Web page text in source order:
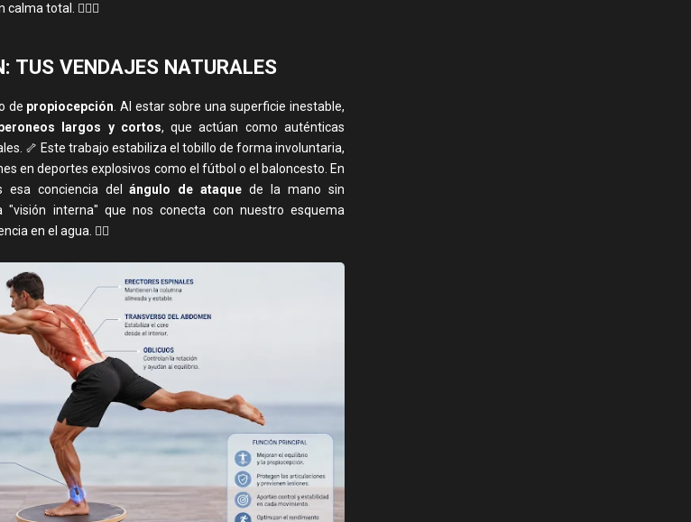
total. 🏄‍♂️✨
TUS VENDAJES NATURALES
de propiocepción . Al estar sobre una superficie inestable,
largos y cortos, que actúan como auténticas
🦴 Este trabajo estabiliza el tobillo de forma involuntaria,
en deportes explosivos como el fútbol o el baloncesto. En
esa conciencia delángulo de ataque de la mano sin
"visión interna" que nos conecta con nuestro esquema
en el agua. 🏊‍♂️